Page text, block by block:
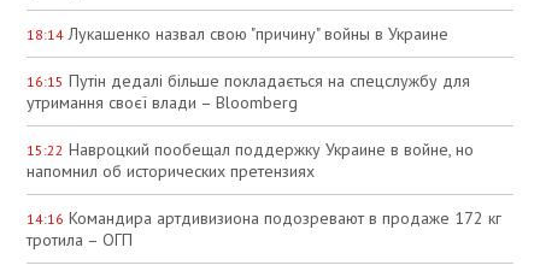
18:14 Лукашенко назвал свою "причину" войны в Украине
16:15 Путін дедалі більше покладається на спецслужбу для
утримання своєї влади – Bloomberg
15:22 Навроцкий пообещал поддержку Украине в войне, но
напомнил об исторических претензиях
14:16 Командира артдивизиона подозревают в продаже 172 кг
тротила – ОГП